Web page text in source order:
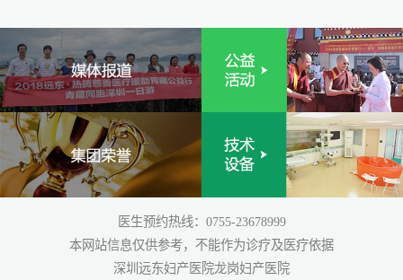
医生预约热线：0755-23678999
本网站信息仅供参考，不能作为诊疗及医疗依据
深圳远东妇产医院龙岗妇产医院